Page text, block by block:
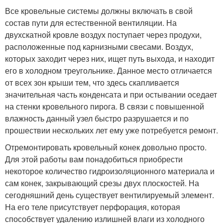
Все кровельные системы должны включать в свой
состав пути для естественной вентиляции. На
двухскатной кровле воздух поступает через продухи,
расположенные под карнизными свесами. Воздух,
которых заходит через них, ищет путь выхода, и находит
его в холодном треугольнике. Данное место отличается
от всех зон крыши тем, что здесь скапливается
значительная часть конденсата и при остывании оседает
на стенки кровельного пирога. В связи с повышенной
влажность данный узел быстро разрушается и по
прошествии нескольких лет ему уже потребуется ремонт.
Отремонтировать кровельный конек довольно просто.
Для этой работы вам понадобиться приобрести
некоторое количество гидроизоляционного материала и
сам конек, закрывающий срезы двух плоскостей. На
сегодняшний день существует вентилируемый элемент.
На его теле присутствует перфорация, которая
способствует удалению излишней влаги из холодного